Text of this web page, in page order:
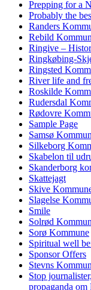
Prepping for a
Probably the
Randers
Rebild
Ringive –
Ringkøbing-
Ringsted
River life and
Roskilde
Rudersdal
Rødovre
Sample Page
Samsø
Silkeborg
Skabelon til
Skanderborg
Skattejagt
Skive
Slagelse
Smile
Solrød
Sorø Kommune
Spiritual well
Sponsor Offers
Stevns
Stop
propaganda